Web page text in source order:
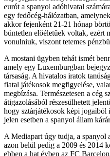
eurót a spanyol adóhivatal
egy fedőcég-hálózatban,
akkor fejenként 21-21 hónap
büntetlen előéletűek voltak, ezért
vonulniuk, viszont tetemes
A mostani ügyben tehát ismét
amely egy Luxemburgban
társaság. A hivatalos iratok
fiatal játékosok megfigyelése,
megbízása. Természetesen a cég
átigazolásából részesülhetett
hogy sztárjátékosok képi jogaiból
jelen esetben a spanyol állam
A Mediapart úgy tudja, a spanyol
azon belül pedig a 2009 és 2014
ebben a hat évben az FC